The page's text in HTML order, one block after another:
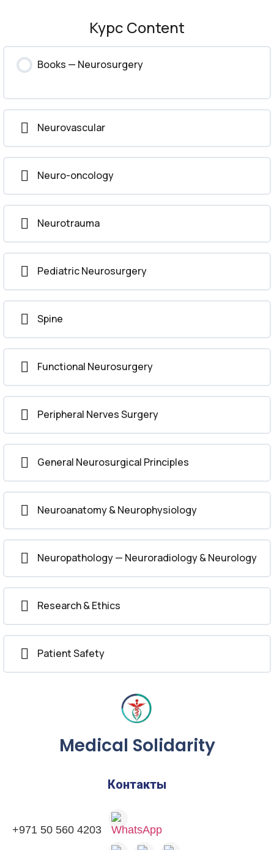
Курс Content
Books — Neurosurgery
Neurovascular
Neuro-oncology
Neurotrauma
Pediatric Neurosurgery
Spine
Functional Neurosurgery
Peripheral Nerves Surgery
General Neurosurgical Principles
Neuroanatomy & Neurophysiology
Neuropathology — Neuroradiology & Neurology
Research & Ethics
Patient Safety
Medical Solidarity
Контакты
+971 50 560 4203